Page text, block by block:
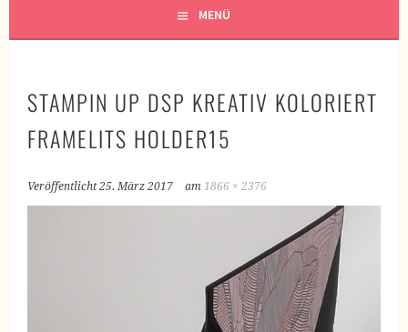
MENÜ
STAMPIN UP DSP KREATIV KOLORIERT
FRAMELITS HOLDER15
Veröffentlicht25. März 2017 am 1866 × 2376